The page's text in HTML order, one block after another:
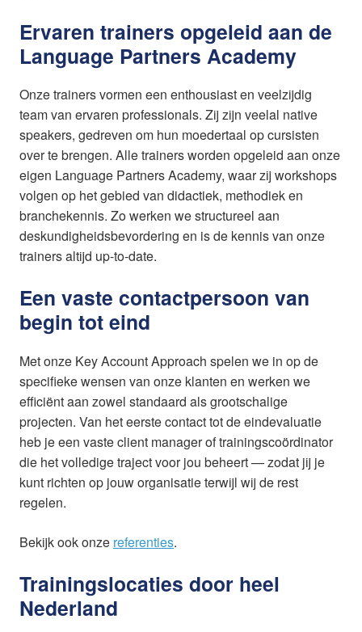
Ervaren trainers opgeleid aan de
Language Partners Academy
Onze trainers vormen een enthousiast en veelzijdig
team van ervaren professionals. Zij zijn veelal native
speakers, gedreven om hun moedertaal op cursisten
over te brengen. Alle trainers worden opgeleid aan onze
eigen Language Partners Academy, waar zij workshops
volgen op het gebied van didactiek, methodiek en
branchekennis. Zo werken we structureel aan
deskundigheidsbevordering en is de kennis van onze
trainers altijd up-to-date.
Een vaste contactpersoon van
begin tot eind
Met onze Key Account Approach spelen we in op de
specifieke wensen van onze klanten en werken we
efficiënt aan zowel standaard als grootschalige
projecten. Van het eerste contact tot de eindevaluatie
heb je een vaste client manager of trainingscoördinator
die het volledige traject voor jou beheert — zodat jij je
kunt richten op jouw organisatie terwijl wij de rest
regelen.
Bekijk ook onze referenties.
Trainingslocaties door heel
Nederland